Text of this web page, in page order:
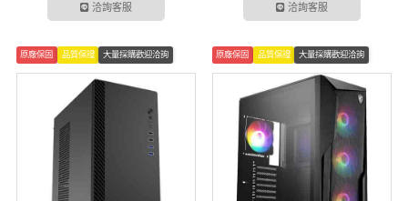
洽詢客服 洽詢客服
原廠保固 品質保證 大量採購歡迎洽詢 原廠保固 品質保證 大量採購歡迎洽詢